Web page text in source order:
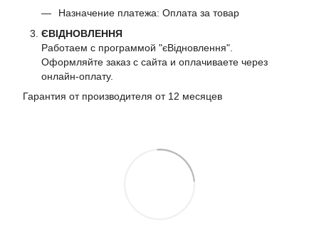
Назначение платежа: Оплата за товар
ЄВІДНОВЛЕННЯ
Работаем с программой "єВідновлення".
Оформляйте заказ с сайта и оплачиваете через
онлайн-оплату.
Гарантия от производителя от 12 месяцев